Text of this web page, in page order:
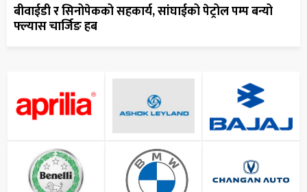
बीवाईडी र सिनोपेकको सहकार्य, सांघाईको पेट्रोल पम्प बन्यो
फ्ल्यास चार्जिङ हब